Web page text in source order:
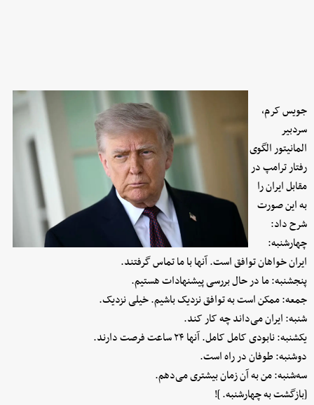
جویس کرم،
سردبیر
المانیتور الگوی
رفتار ترامپ در
مقابل ایران را
به این صورت
شرح داد:
چهارشنبه:
ایران خواهان توافق است. آنها با ما تماس گرفتند.
پنجشنبه: ما در حال بررسی پیشنهادات هستیم.
جمعه: ممکن است به توافق نزدیک باشیم. خیلی نزدیک.
شنبه: ایران می‌داند چه کار کند.
یکشنبه: نابودی کامل کامل. آنها ۲۴ ساعت فرصت دارند.
دوشنبه: طوفان در راه است.
سه‌شنبه: من به آن زمان بیشتری می‌دهم.
[بازگشت به چهارشنبه. ]!